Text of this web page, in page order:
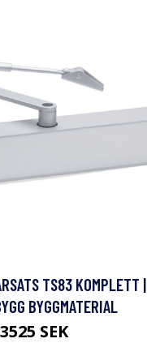
TS83 KOMPLETT |
BYGGMATERIAL
3525 SEK